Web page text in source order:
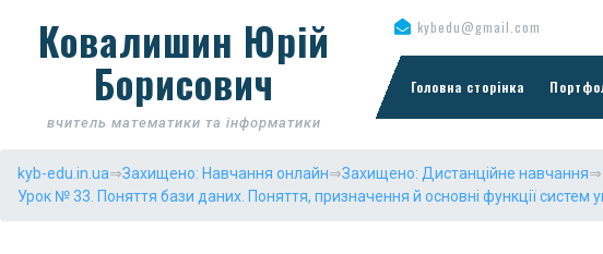
contentКовалишин Юрій
Борисович
вчитель математики та інформатики
kybedu@gmail.com
Головна сторінка
kyb-edu.in.ua⇒Захищено: Навчання онлайн⇒Захищено: Дистанційне навчання⇒
Урок № 33. Поняття бази даних. Поняття, призначення й основні функції систем